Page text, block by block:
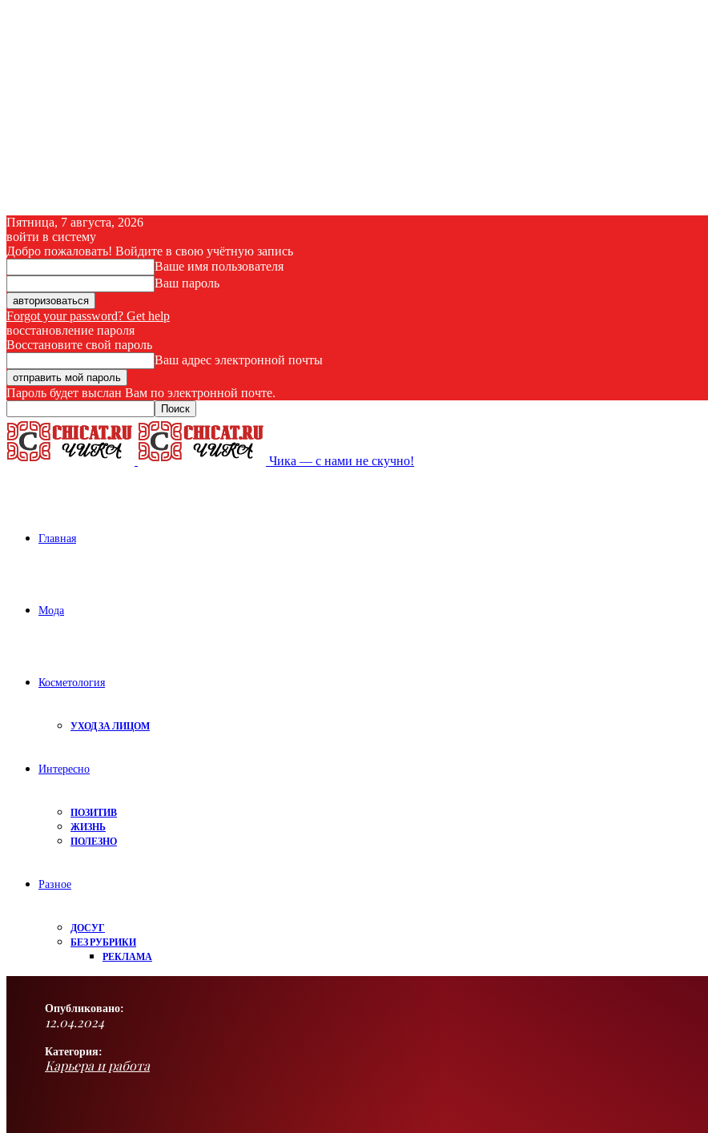
Пятница, 7 августа, 2026
войти в систему
Добро пожаловать! Войдите в свою учётную запись
Ваше имя пользователя
Ваш пароль
Forgot your password? Get help
восстановление пароля
Восстановите свой пароль
Ваш адрес электронной почты
Пароль будет выслан Вам по электронной почте.
Чика — с нами не скучно!
Главная
Мода
Косметология
УХОД ЗА ЛИЦОМ
Интересно
ПОЗИТИВ
ЖИЗНЬ
ПОЛЕЗНО
Разное
ДОСУГ
БЕЗ РУБРИКИ
РЕКЛАМА
Опубликовано:
12.04.2024
Категория:
Карьера и работа